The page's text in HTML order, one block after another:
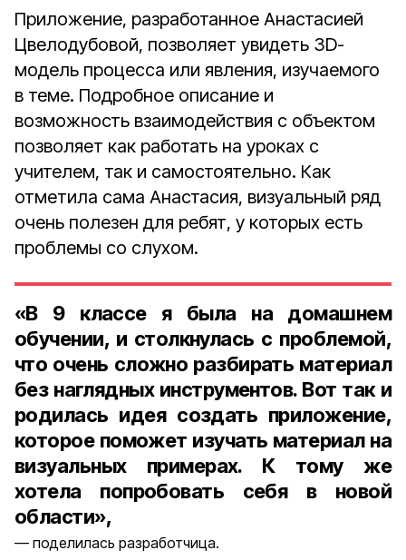
Приложение, разработанное Анастасией
Цвелодубовой, позволяет увидеть 3D-
модель процесса или явления, изучаемого
в теме. Подробное описание и
возможность взаимодействия с объектом
позволяет как работать на уроках с
учителем, так и самостоятельно. Как
отметила сама Анастасия, визуальный ряд
очень полезен для ребят, у которых есть
проблемы со слухом.
«В 9 классе я была на домашнем
обучении, и столкнулась с проблемой,
что очень сложно разбирать материал
без наглядных инструментов. Вот так и
родилась идея создать приложение,
которое поможет изучать материал на
визуальных примерах. К тому же
хотела попробовать себя в новой
области»,
поделилась разработчица.